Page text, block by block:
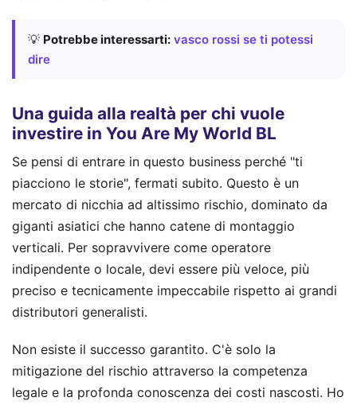
💡 Potrebbe interessarti: vasco rossi se ti potessi
dire
Una guida alla realtà per chi vuole
investire in You Are My World BL
Se pensi di entrare in questo business perché "ti
piacciono le storie", fermati subito. Questo è un
mercato di nicchia ad altissimo rischio, dominato da
giganti asiatici che hanno catene di montaggio
verticali. Per sopravvivere come operatore
indipendente o locale, devi essere più veloce, più
preciso e tecnicamente impeccabile rispetto ai grandi
distributori generalisti.
Non esiste il successo garantito. C'è solo la
mitigazione del rischio attraverso la competenza
legale e la profonda conoscenza dei costi nascosti. Ho